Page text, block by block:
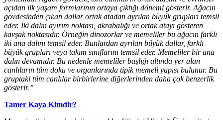
açıdan ilk yaşam formlarının ortaya çıktığı dönemi gösterir. Ağacın
gövdesinden çıkan dallar ortak atadan ayrılan büyük grupları temsil
eder. İki dalın ayırım noktası, akrabalığı ve ortak atayı gösteren
kavşak noktasıdır. Örneğin dinozorlar ve memeliler bu ağacın farklı
iki ana dalını temsil eder. Bunlardan ayrılan büyük dallar, farklı
büyük grupları veya takım sınıflarını temsil eder. Memeliler bir ana
dalın devamıdır. Bu nedenle memeliler başlığı altında yer alan
canlıların tüm doku ve organlarında tipik memeli yapısı bulunur. Bu
gruptaki tüm canlılar birbirlerine diğerlerinden daha çok benzerlik
gösterir.”
Tamer Kaya Kimdir?